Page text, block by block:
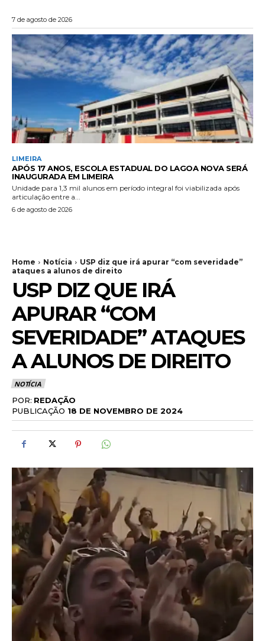
7 de agosto de 2026
LIMEIRA
APÓS 17 ANOS, ESCOLA ESTADUAL DO LAGOA NOVA SERÁ
INAUGURADA EM LIMEIRA
Unidade para 1,3 mil alunos em período integral foi viabilizada após
articulação entre a...
6 de agosto de 2026